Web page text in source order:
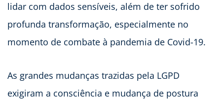
lidar com dados sensíveis, além de ter sofrido
profunda transformação, especialmente no
momento de combate à pandemia de Covid-19.
As grandes mudanças trazidas pela LGPD
exigiram a consciência e mudança de postura